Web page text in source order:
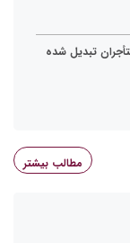
تبدیل شده
مطالب بیشتر